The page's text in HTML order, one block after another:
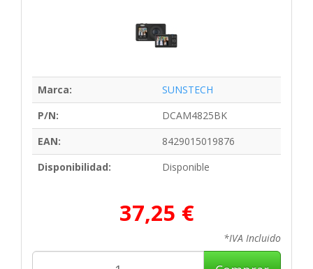
Marca:
SUNSTECH
P/N:
DCAM4825BK
EAN:
8429015019876
Disponibilidad:
Disponible
37,25 €
*IVA Incluido